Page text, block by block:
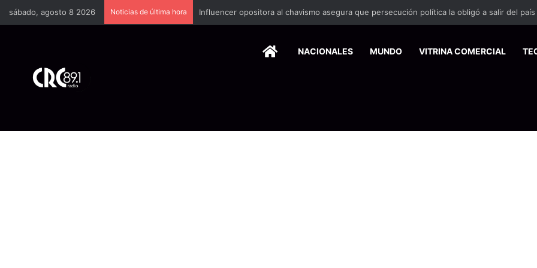
sábado, agosto 8 2026 Noticias de última hora
HOMENACIONALES MUNDO VITRINA COMERCIAL